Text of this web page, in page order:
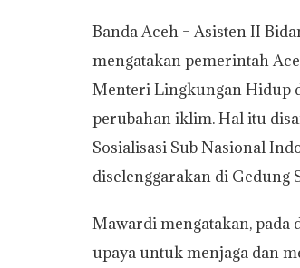
a
t
s
A
p
c
e
b
o
o
i
t
t
e
r
p
y
L
i
n
a
i
l
Banda Aceh – Asisten II
mengatakan pemerintah
Menteri Lingkungan Hidup
perubahan iklim. Hal itu
Sosialisasi Sub Nasional
diselenggarakan di Gedung
Mawardi mengatakan, pada
upaya untuk menjaga dan